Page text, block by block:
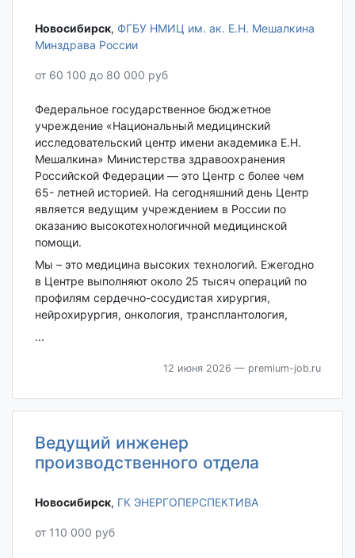
Новосибирск‎, ФГБУ НМИЦ им. ак. Е.Н. Мешалкина
Минздрава России
от 60 100 до 80 000 руб
Федеральное государственное бюджетное
учреждение «Национальный медицинский
исследовательский центр имени академика Е.Н.
Мешалкина» Министерства здравоохранения
Российской Федерации — это Центр с более чем
65- летней историей. На сегодняшний день Центр
является ведущим учреждением в России по
оказанию высокотехнологичной медицинской
помощи.
Мы – это медицина высоких технологий. Ежегодно
в Центре выполняют около 25 тысяч операций по
профилям сердечно-сосудистая хирургия,
нейрохирургия, онкология, трансплантология,
...
12 июня 2026 — premium-job.ru
Ведущий инженер
производственного отдела
Новосибирск‎, ГК ЭНЕРГОПЕРСПЕКТИВА
от 110 000 руб